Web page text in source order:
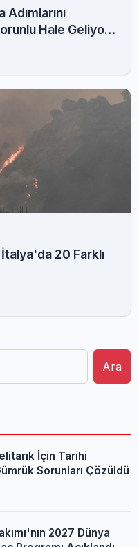
Hale Geliyor,
Başlıyor!
20 Farklı
Ara
İçin Tarihi
Sorunları Çözüldü
2027 Dünya